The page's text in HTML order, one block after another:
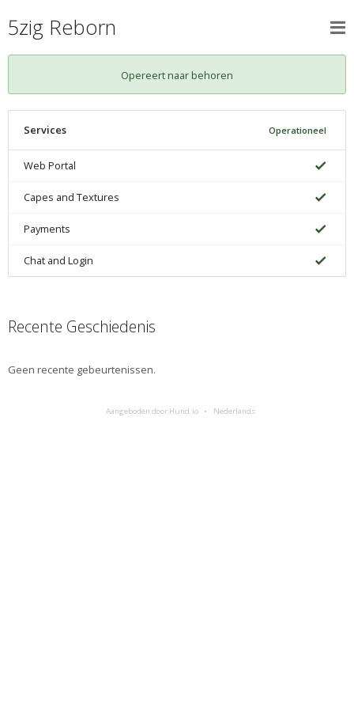
5zig Reborn
Opereert naar behoren
Services Operationeel
Web Portal
Capes and Textures
Payments
Chat and Login
Recente Geschiedenis
Geen recente gebeurtenissen.
Aangeboden door Hund.io Nederlands